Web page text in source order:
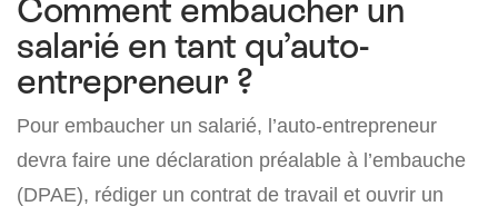
Comment embaucher un
salarié en tant qu’auto-
entrepreneur ?
Pour embaucher un salarié, l’auto-entrepreneur
devra faire une déclaration préalable à l’embauche
(DPAE), rédiger un contrat de travail et ouvrir un